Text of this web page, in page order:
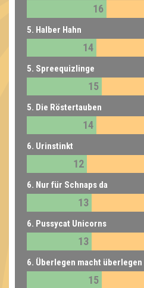
16
5. Halber Hahn
14
5. Spreequizlinge
15
5. Die Röstertauben
14
6. Urinstinkt
12
6. Nur für Schnaps da
13
6. Pussycat Unicorns
13
6. Überlegen macht überlegen
15